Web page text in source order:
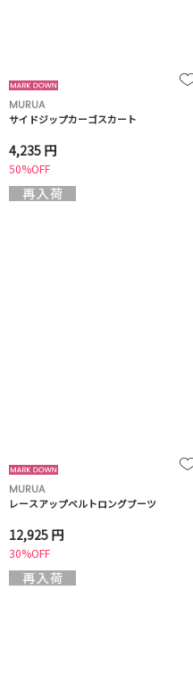
MURUA
サイドジップカーゴスカート
4,235 円
50%OFF
MURUA
レースアップベルトロングブーツ
12,925 円
30%OFF